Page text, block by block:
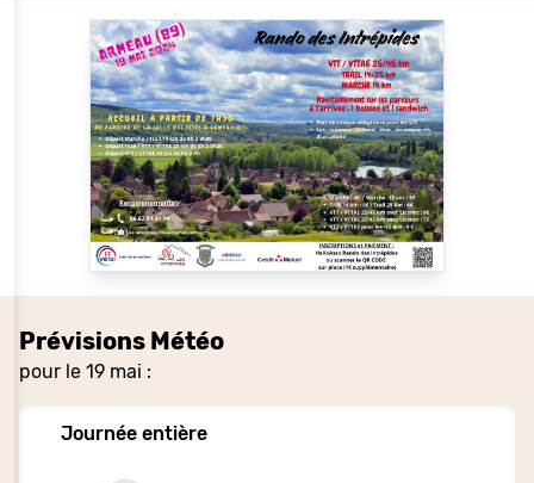
Prévisions Météo
pour le 19 mai :
Journée entière